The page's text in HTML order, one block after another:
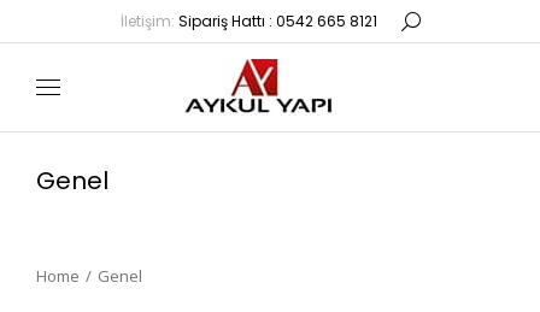
İletişim: Sipariş Hattı : 0542 665 8121
Genel
You are here:
Home Genel